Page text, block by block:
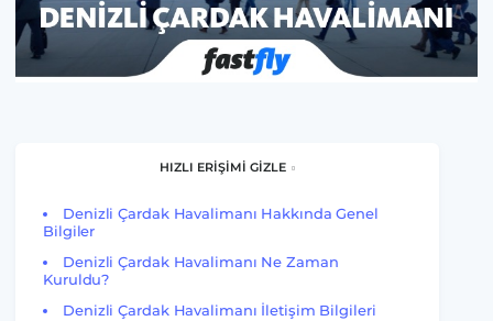
HIZLI ERİŞİMİ GİZLE
Denizli Çardak Havalimanı Hakkında Genel
Bilgiler
Denizli Çardak Havalimanı Ne Zaman
Kuruldu?
Denizli Çardak Havalimanı İletişim Bilgileri